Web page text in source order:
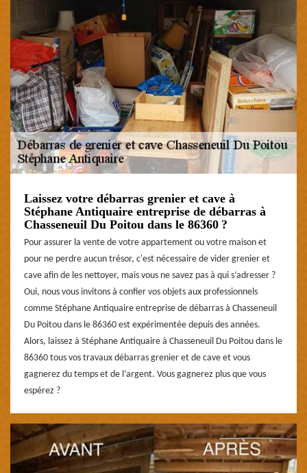
Laissez votre débarras grenier et cave à
Stéphane Antiquaire entreprise de débarras à
Chasseneuil Du Poitou dans le 86360 ?
Pour assurer la vente de votre appartement ou votre maison et
pour ne perdre aucun trésor, c'est nécessaire de vider grenier et
cave afin de les nettoyer, mais vous ne savez pas à qui s’adresser ?
Oui, nous vous invitons à confier vos objets aux professionnels
comme Stéphane Antiquaire entreprise de débarras à Chasseneuil
Du Poitou dans le 86360 est expérimentée depuis des années.
Alors, laissez à Stéphane Antiquaire à Chasseneuil Du Poitou dans le
86360 tous vos travaux débarras grenier et de cave et vous
gagnerez du temps et de l’argent. Vous gagnerez plus que vous
espérez ?